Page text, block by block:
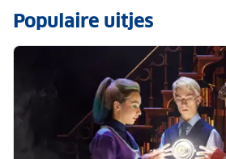
Populaire uitjes